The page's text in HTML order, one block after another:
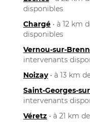
disponibles
Chargé • à 12 km
disponibles
Vernou-sur-
intervenants
Noizay• à 13 km
Saint-Georges-
intervenants
Véretz • à 21 km